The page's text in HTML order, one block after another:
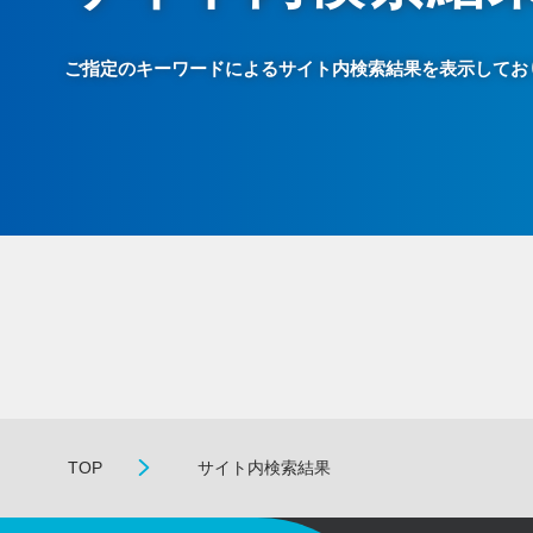
ご指定のキーワードによるサイト内検索結果を表示してお
TOP サイト内検索結果